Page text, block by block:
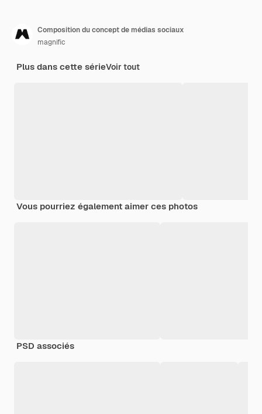
Composition du concept de médias sociaux
magnific
Plus dans cette sérieVoir tout
Vous pourriez également aimer ces photos
PSD associés